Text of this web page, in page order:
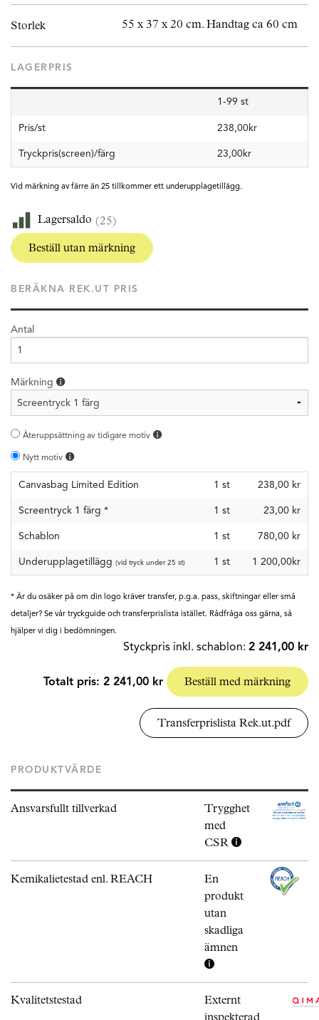
Storlek 55 x 37 x 20 cm. Handtag ca 60 cm
LAGERPRIS
1-99 st
Pris/st 238,00kr
Tryckpris(screen)/färg 23,00kr
Vid märkning av färre än 25 tillkommer ett underupplagetillägg.
Lagersaldo (25)
Beställ utan märkning
BERÄKNA REK.UT PRIS
Antal
Märkning
Återuppsättning av tidigare motiv
Nytt motiv
Canvasbag Limited Edition 1 st 238,00 kr
Screentryck 1 färg * 1 st 23,00 kr
Schablon 1 st 780,00 kr
Underupplagetillägg (vid tryck under 25 st) 1 st 1 200,00kr
* Är du osäker på om din logo kräver transfer, p.g.a. pass, skiftningar eller små
detaljer? Se vår tryckguide och transferprislista istället. Rådfråga oss gärna, så
hjälper vi dig i bedömningen.
Styckpris inkl. schablon: 2 241,00 kr
Totalt pris: 2 241,00 kr Beställ med märkning
Transferprislista Rek.ut.pdf
PRODUKTVÄRDE
Ansvarsfullt tillverkad
Trygghet
med
CSR
Kemikalietestad enl. REACH
En
produkt
utan
skadliga
ämnen
Kvalitetstestad
Externt
inspekterad